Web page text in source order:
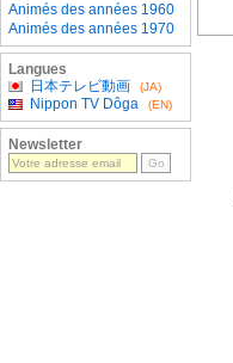
Animés des années 1960
Animés des années 1970
Langues
日本テレビ動画
(JA)
Nippon TV Dôga (EN)
Newsletter